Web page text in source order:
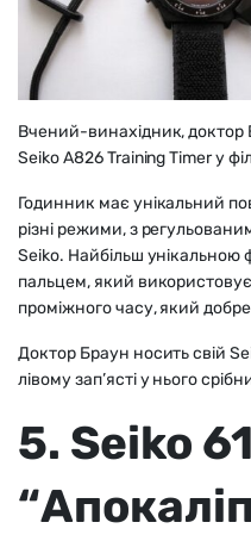
Вчений-винахідник,
Seiko A826 Training Timer у
Годинник має унікальний
різні режими, з
Seiko. Найбільш унікальною
пальцем, який
проміжного часу, який
Доктор Браун носить свій
лівому зап’ясті у нього
5. Seiko